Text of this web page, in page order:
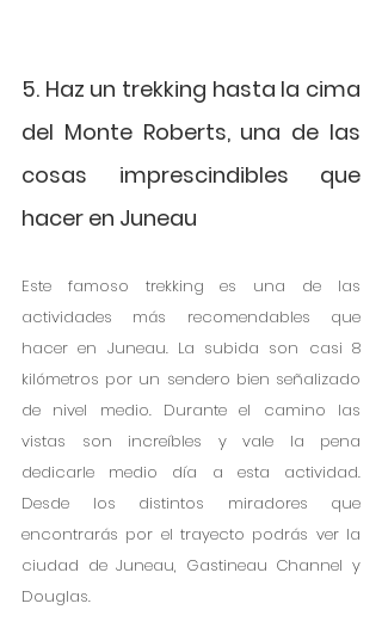
5. Haz un trekking hasta la cima
del Monte Roberts, una de las
cosas imprescindibles que
hacer en Juneau
Este famoso trekking es una de las
actividades más recomendables que
hacer en Juneau. La subida son casi 8
kilómetros por un sendero bien señalizado
de nivel medio. Durante el camino las
vistas son increíbles y vale la pena
dedicarle medio día a esta actividad.
Desde los distintos miradores que
encontrarás por el trayecto podrás ver la
ciudad de Juneau, Gastineau Channel y
Douglas.